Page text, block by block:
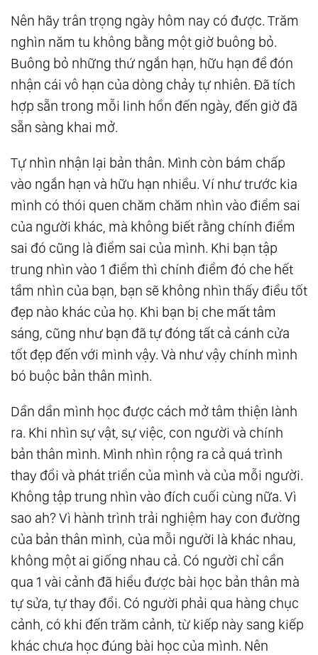
Nên hãy trân trọng ngày hôm nay có được. Trăm
nghìn năm tu không bằng một giờ buông bỏ.
Buông bỏ những thứ ngắn hạn, hữu hạn để đón
nhận cái vô hạn của dòng chảy tự nhiên. Đã tích
hợp sẵn trong mỗi linh hồn đến ngày, đến giờ đã
sẵn sàng khai mở.
Tự nhìn nhận lại bản thân. Mình còn bám chấp
vào ngắn hạn và hữu hạn nhiều. Ví như trước kia
mình có thói quen chăm chăm nhìn vào điểm sai
của người khác, mà không biết rằng chính điểm
sai đó cũng là điểm sai của mình. Khi bạn tập
trung nhìn vào 1 điểm thì chính điểm đó che hết
tầm nhìn của bạn, bạn sẽ không nhìn thấy điều tốt
đẹp nào khác của họ. Khi bạn bị che mất tâm
sáng, cũng như bạn đã tự đóng tất cả cánh cửa
tốt đẹp đến với mình vậy. Và như vậy chính mình
bó buộc bản thân mình.
Dần dần mình học được cách mở tâm thiện lành
ra. Khi nhìn sự vật, sự việc, con người và chính
bản thân mình. Mình nhìn rộng ra cả quá trình
thay đổi và phát triển của mình và của mỗi người.
Không tập trung nhìn vào đích cuối cùng nữa. Vì
sao ah? Vì hành trình trải nghiệm hay con đường
của bản thân mình, của mỗi người là khác nhau,
không một ai giống nhau cả. Có người chỉ cần
qua 1 vài cảnh đã hiểu được bài học bản thân mà
tự sửa, tự thay đổi. Có người phải qua hàng chục
cảnh, có khi đến trăm cảnh, từ kiếp này sang kiếp
khác chưa học đúng bài học của mình. Nên